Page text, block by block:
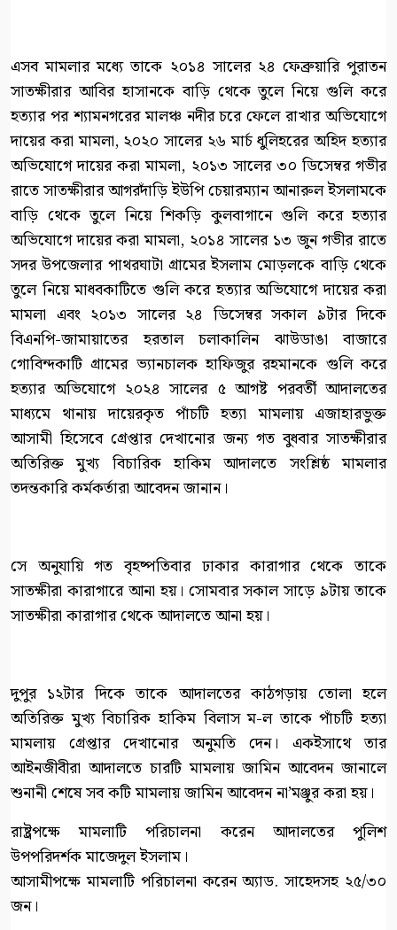
এসব মামলার মধ্যে তাকে ২০১৪ সালের ২৪ ফেব্রুয়ারি পুরাতন
সাতক্ষীরার আবির হাসানকে বাড়ি থেকে তুলে নিয়ে গুলি করে
হত্যার পর শ্যামনগরের মালঞ্চ নদীর চরে ফেলে রাখার অভিযোগে
দায়ের করা মামলা, ২০২০ সালের ২৬ মার্চ ধুলিহরের অহিদ হত্যার
অভিযোগে দায়ের করা মামলা, ২০১৩ সালের ৩০ ডিসেম্বর গভীর
রাতে সাতক্ষীরার আগরদাঁড়ি ইউপি চেয়ারম্যান আনারুল ইসলামকে
বাড়ি থেকে তুলে নিয়ে শিকড়ি কুলবাগানে গুলি করে হত্যার
অভিযোগে দায়ের করা মামলা, ২০১৪ সালের ১৩ জুন গভীর রাতে
সদর উপজেলার পাথরঘাটা গ্রামের ইসলাম মোড়লকে বাড়ি থেকে
তুলে নিয়ে মাধবকাটিতে গুলি করে হত্যার অভিযোগে দায়ের করা
মামলা এবং ২০১৩ সালের ২৪ ডিসেম্বর সকাল ৯টার দিকে
বিএনপি-জামায়াতের হরতাল চলাকালিন ঝাউডাঙা বাজারে
গোবিন্দকাটি গ্রামের ভ্যানচালক হাফিজুর রহমানকে গুলি করে
হত্যার অভিযোগে ২০২৪ সালের ৫ আগষ্ট পরবর্তী আদালতের
মাধ্যমে থানায় দায়েরকৃত পাঁচটি হত্যা মামলায় এজাহারভুক্ত
আসামী হিসেবে গ্রেপ্তার দেখানোর জন্য গত বুধবার সাতক্ষীরার
অতিরিক্ত মুখ্য বিচারিক হাকিম আদালতে সংশ্লিষ্ঠ মামলার
তদন্তকারি কর্মকর্তারা আবেদন জানান।
সে অনুযায়ি গত বৃহষ্পতিবার ঢাকার কারাগার থেকে তাকে
সাতক্ষীরা কারাগারে আনা হয়। সোমবার সকাল সাড়ে ৯টায় তাকে
সাতক্ষীরা কারাগার থেকে আদালতে আনা হয়।
দুপুর ১২টার দিকে তাকে আদালতের কাঠগড়ায় তোলা হলে
অতিরিক্ত মুখ্য বিচারিক হাকিম বিলাস ম-ল তাকে পাঁচটি হত্যা
মামলায় গ্রেপ্তার দেখানোর অনুমতি দেন। একইসাথে তার
আইনজীবীরা আদালতে চারটি মামলায় জামিন আবেদন জানালে
শুনানী শেষে সব কটি মামলায় জামিন আবেদন না’মঞ্জুর করা হয়।
রাষ্ট্রপক্ষে মামলাটি পরিচালনা করেন আদালতের পুলিশ
উপপরিদর্শক মাজেদুল ইসলাম।
আসামীপক্ষে মামলাটি পরিচালনা করেন অ্যাড. সাহেদসহ ২৫/৩০
জন।